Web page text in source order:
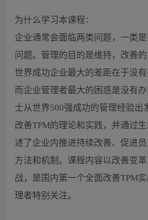
为什么学习本课程：
企业通常会面临两类问题，一类
问题。管理的目的是维持，改善
世界成功企业最大的差距在于没
而企业管理者最大的困惑是没有
士从世界500强成功的管理经验出
改善TPM的理论和实践，并通过
述了企业内推进持续改善、促进
方法和机制。课程内容以改善变
战，是国内第一个全面改善TPM
理者特别关注。